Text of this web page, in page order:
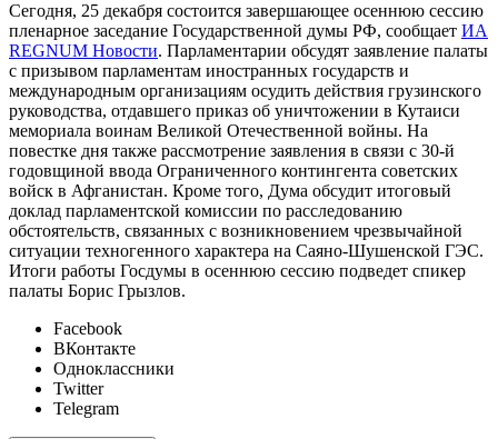
Сегодня, 25 декабря состоится завершающее осеннюю сессию
пленарное заседание Государственной думы РФ, сообщает ИА
REGNUM Новости. Парламентарии обсудят заявление палаты
с призывом парламентам иностранных государств и
международным организациям осудить действия грузинского
руководства, отдавшего приказ об уничтожении в Кутаиси
мемориала воинам Великой Отечественной войны. На
повестке дня также рассмотрение заявления в связи с 30-й
годовщиной ввода Ограниченного контингента советских
войск в Афганистан. Кроме того, Дума обсудит итоговый
доклад парламентской комиссии по расследованию
обстоятельств, связанных с возникновением чрезвычайной
ситуации техногенного характера на Саяно-Шушенской ГЭС.
Итоги работы Госдумы в осеннюю сессию подведет спикер
палаты Борис Грызлов.
Facebook
ВКонтакте
Одноклассники
Twitter
Telegram